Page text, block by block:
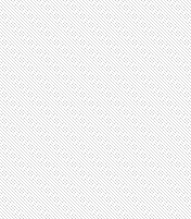
บันเทิง
นักแสดง, นักร้อง, โมเดล
อินฟลูเอนเซอร์
ไลฟ์สไตล์
ความงาม
แฟชั่น